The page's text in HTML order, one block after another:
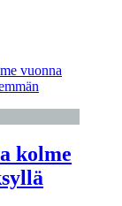
vuonna
kolme